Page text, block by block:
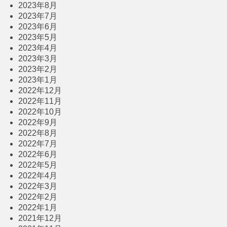
2023年8月
2023年7月
2023年6月
2023年5月
2023年4月
2023年3月
2023年2月
2023年1月
2022年12月
2022年11月
2022年10月
2022年9月
2022年8月
2022年7月
2022年6月
2022年5月
2022年4月
2022年3月
2022年2月
2022年1月
2021年12月